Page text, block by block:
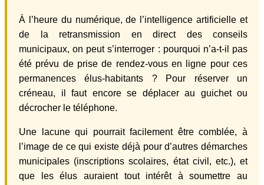
À l’heure du numérique, de l’intelligence artificielle et
de la retransmission en direct des conseils
municipaux, on peut s’interroger : pourquoi n’a-t-il pas
été prévu de prise de rendez-vous en ligne pour ces
permanences élus-habitants ? Pour réserver un
créneau, il faut encore se déplacer au guichet ou
décrocher le téléphone.
Une lacune qui pourrait facilement être comblée, à
l’image de ce qui existe déjà pour d’autres démarches
municipales (inscriptions scolaires, état civil, etc.), et
que les élus auraient tout intérêt à soumettre au